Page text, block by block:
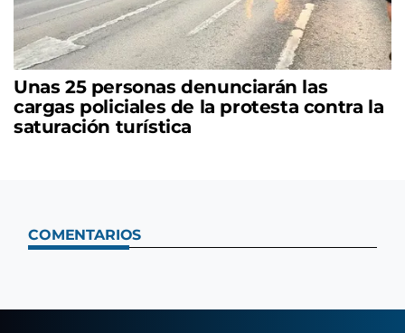
Unas 25 personas denunciarán las
cargas policiales de la protesta contra la
saturación turística
COMENTARIOS